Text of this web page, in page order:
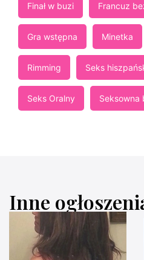
Finał w buzi Francuz
Gra wstępna Minetka
Rimming Seks
Seks Oralny Seksowna
Inne